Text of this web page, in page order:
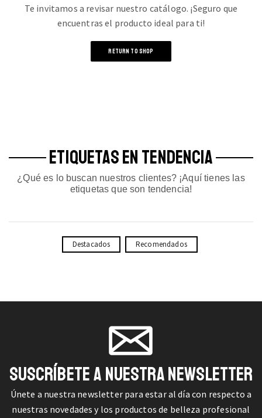
Te invitamos a revisar nuestro catálogo. ¡Seguro que
encuentras el producto ideal para ti!
RETURN TO SHOP
ETIQUETAS EN TENDENCIA
¿Qué es lo buscan nuestros clientes? ¡Aquí tienes las
etiquetas que son tendencia!
Destacados Recomendados
SUSCRÍBETE A NUESTRA NEWSLETTER
Únete a nuestra newsletter para estar al día con respecto a
nuestras novedades y los productos de belleza profesional